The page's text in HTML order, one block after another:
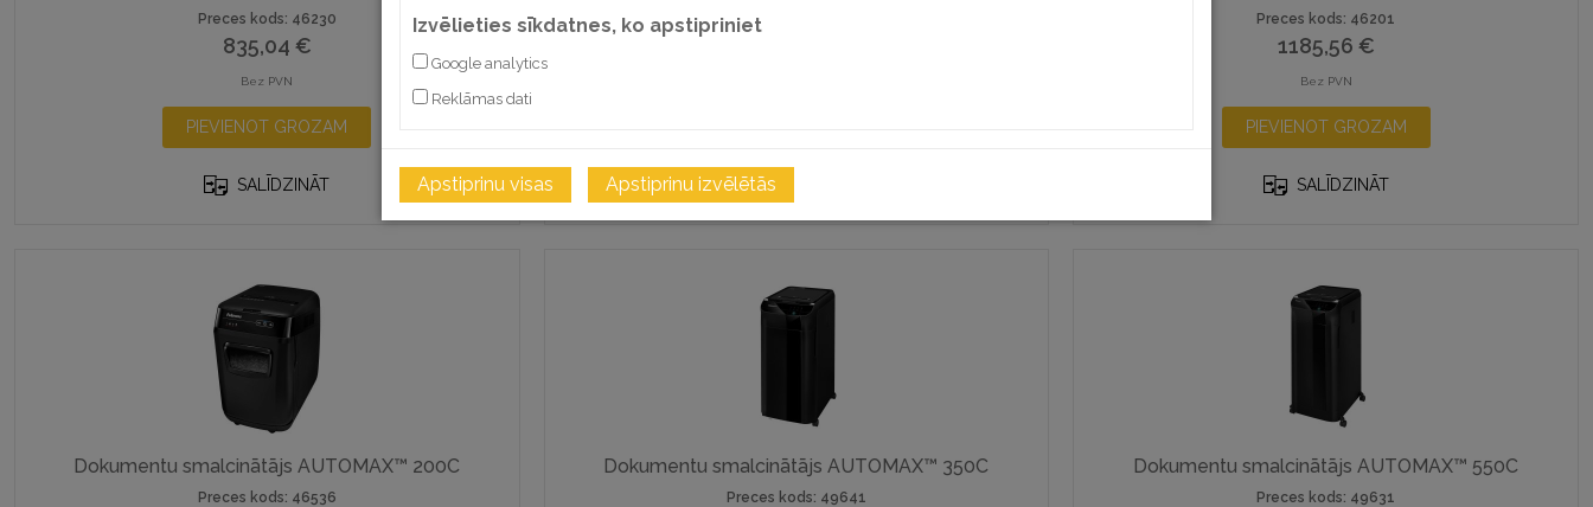
Preces kods: 46230
835,04 €
Bez PVN
PIEVIENOT GROZAM
SALĪDZINĀT
Preces kods: 46220
SALĪDZINĀT
Preces kods: 46201
1185,56 €
Bez PVN
PIEVIENOT GROZAM
SALĪDZINĀT
Dokumentu smalcinātājs AUTOMAX™ 200C
Preces kods: 46536
Dokumentu smalcinātājs AUTOMAX™ 350C
Preces kods: 49641
Dokumentu smalcinātājs AUTOMAX™ 550C
Preces kods: 49631
Izvēlieties sīkdatnes, ko apstipriniet
Google analytics
Reklāmas dati
Apstiprinu visas Apstiprinu izvēlētās